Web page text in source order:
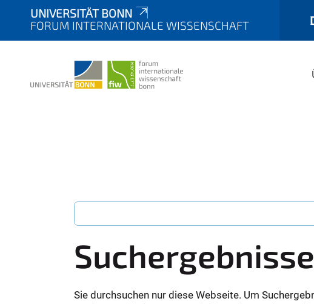
UNIVERSITÄT BONN
FORUM INTERNATIONALE WISSENSCHAFT
Suchergebnisse
Sie durchsuchen nur diese Webseite. Um